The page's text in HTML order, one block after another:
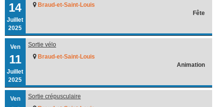
14
Juillet
2025
Braud-et-Saint-Louis
Fête
Ven
11
Juillet
2025
Sortie vélo
Braud-et-Saint-Louis
Animation
Ven
Sortie crépusculaire